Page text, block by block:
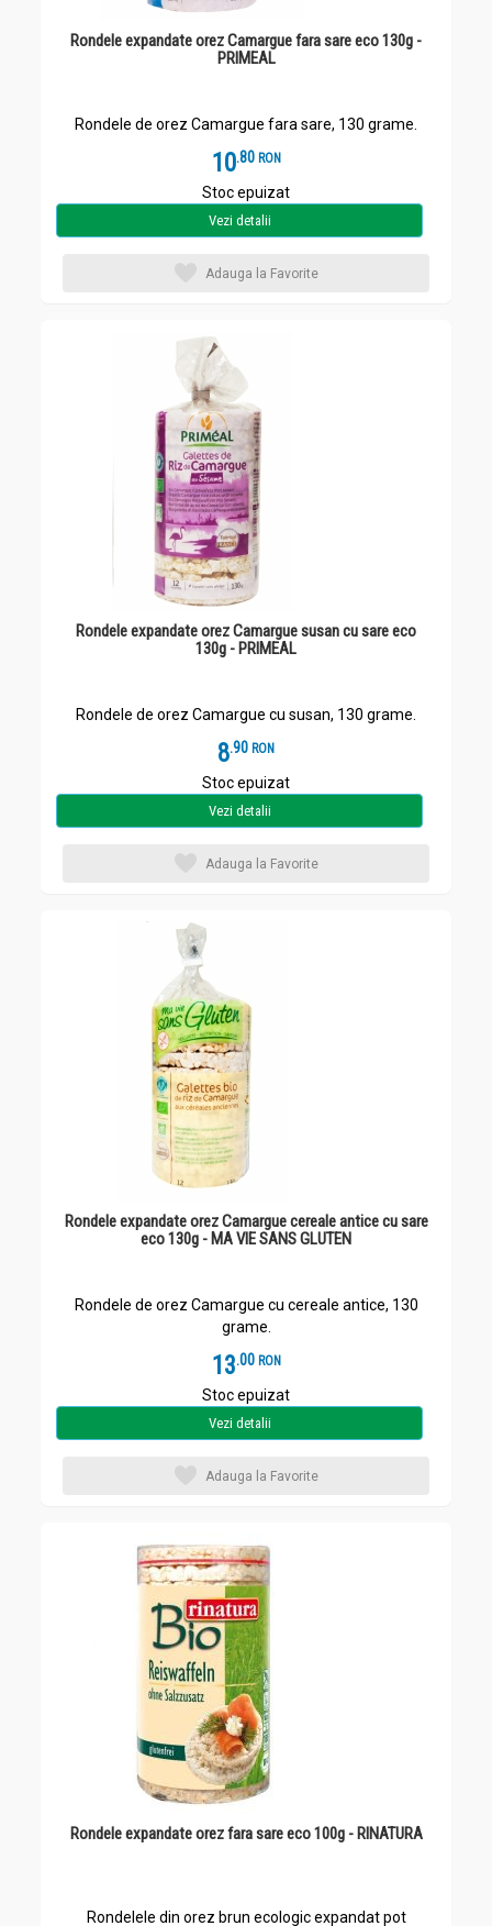
Rondele expandate orez Camargue fara sare eco 130g -
PRIMEAL
Rondele de orez Camargue fara sare, 130 grame.
10.8 RON
Stoc epuizat
Vezi detalii
Adauga la Favorite
Rondele expandate orez Camargue susan cu sare eco
130g - PRIMEAL
Rondele de orez Camargue cu susan, 130 grame.
8.9 RON
Stoc epuizat
Vezi detalii
Adauga la Favorite
Rondele expandate orez Camargue cereale antice cu sare
eco 130g - MA VIE SANS GLUTEN
Rondele de orez Camargue cu cereale antice, 130
grame.
13.0 RON
Stoc epuizat
Vezi detalii
Adauga la Favorite
Rondele expandate orez fara sare eco 100g - RINATURA
Rondelele din orez brun ecologic expandat pot